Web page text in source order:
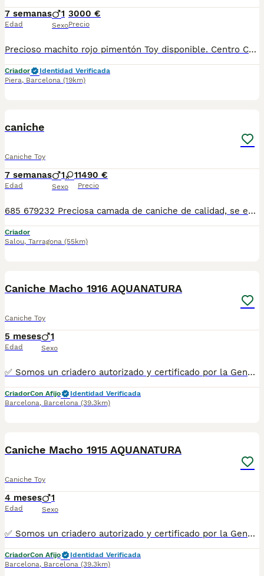
7 semanas
Edad
1
Sexo
3000 €
Precio
Precioso machito rojo pimentón Toy disponible. Centro Canino Vallbonica es mucho más que un centro de cría , es un equipo amante de los animales y apasionados con su trabajo y muy comprometidos con el bienestar animal. Somos Criadores directos, sin intermediarios, con más de 20 años de experiencia y Apostamos por una cría responsable y una cuidada selección de nuestros progenitores. TODOS nuestros bebés nacen y se crían en nuestras instalaciones rodeados de naturaleza y cariño , asegurando así un correcto desarrollo y una magnífica socialización, consiguiendo en cada ejemplar un carácter juguetón y extrovertido algo primordial para su adaptación como un miembro más en tu familia . Se entregan con carnet de vacunas correspondiente a su edad , desparasitados y microchip implantado y activado en registro de Anicom. Facilitamos junto al cachorro contrato de compra con garantías víricas de 15 días y congénitas de 1 año . Contamos con un gran equipo de profesionales entre los que se encuentran educadores, auxiliares y Veterinarios ofreciendo los controles sanitarios necesarios así como continua vigilancia asesorándote durante todos el proceso y al llegar a casa. Hacemos envíos a toda España con empresa de transporte privado, proporcionando un viaje confortable y ofreciendo las atenciones necesarias a nuestros bebés . Nuestros precios son REALES ( incluye el IVA) y sin sorpresas finales . Si estás interesado en alguno de nuestros ejemplares solicita información sin compromiso. También atendemos vía WhatsApp ☎️722269698 - 722374274 📍Piera (Barcelona)
Criador
Identidad Verificada
Piera, Barcelona (19km)
caniche
Caniche Toy
7 semanas
Edad
1 1
Sexo
1490 €
Precio
685 679232 Preciosa camada de caniche de calidad, se entregan con minimo de dos meses y medio de edad y sus vacunas correspondientes, desparasitados interna y externamente, pasaporte y microchip, contrato de garantia de salud. preferiblemente recogida en mano pero también podemos entregar en toda España mediante transporte de alta calidad preparado para animales y con chofer particular con posibilidad de pago contra reembolso Llámanos o háblanos por whats app, Teléfono 685 679 232
Criador
Salou, Tarragona (55km)
Caniche Macho 1916 AQUANATURA
Caniche Toy
5 meses
Edad
1
Sexo
✅ Somos un criadero autorizado y certificado por la Generalitat de Catalunya bajo el número de Núcleo Zoológico G25/00314. PARA MÁS INFORMACIÓN: ☎️ 933095977 📱 685878504 / 674320847 🐶 Programa una visita para conocerlos 💻 Más fotos y vídeos en nuestra web www.aquanatura.es 🚙 Hacemos envíos 📌 Calle Roger de Flor 45, muy cerca del Arc de Triomf de Barcelona, de Lunes a Sábados. Se entregan con sus vacunas, desparasitados interna y externamente, con microchip y su registro, cartilla sanitaria y contrato de garantías, documentación legal y factura. AQUANATURA
CriadorCon Afijo
Identidad Verificada
Barcelona, Barcelona (39.3km)
Caniche Macho 1915 AQUANATURA
Caniche Toy
4 meses
Edad
1
Sexo
✅ Somos un criadero autorizado y certificado por la Generalitat de Catalunya bajo el número de Núcleo Zoológico G25/00314. PARA MÁS INFORMACIÓN: ☎️ 933095977 📱 685878504 / 674320847 🐶 Programa una visita para conocerlos 💻 Más fotos y vídeos en nuestra web www.aquanatura.es 🚙 Hacemos envíos 📌 Calle Roger de Flor 45, muy cerca del Arc de Triomf de Barcelona, de Lunes a Sábados. Se entregan con sus vacunas, desparasitados interna y externamente, con microchip y su registro, cartilla sanitaria y contrato de garantías, documentación legal y factura. AQUANATURA
CriadorCon Afijo
Identidad Verificada
Barcelona, Barcelona (39.3km)